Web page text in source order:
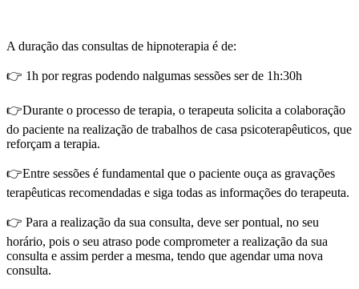
A duração das consultas de hipnoterapia é de:
👉 1h por regras podendo nalgumas sessões ser de 1h:30h
👉Durante o processo de terapia, o terapeuta solicita a colaboração
do paciente na realização de trabalhos de casa psicoterapêuticos, que
reforçam a terapia.
👉Entre sessões é fundamental que o paciente ouça as gravações
terapêuticas recomendadas e siga todas as informações do terapeuta.
👉 Para a realização da sua consulta, deve ser pontual, no seu
horário, pois o seu atraso pode comprometer a realização da sua
consulta e assim perder a mesma, tendo que agendar uma nova
consulta.